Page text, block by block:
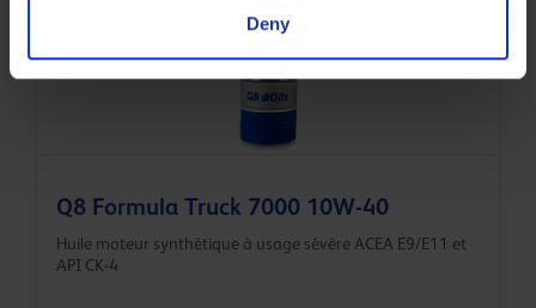
Deny
Q8 Formula Truck 7000 10W-40
Huile moteur synthétique à usage sévère ACEA E9/E11 et
API CK-4